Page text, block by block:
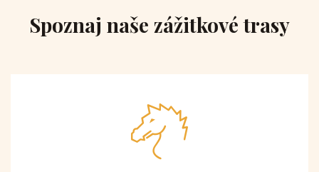
Spoznaj naše zážitkové trasy